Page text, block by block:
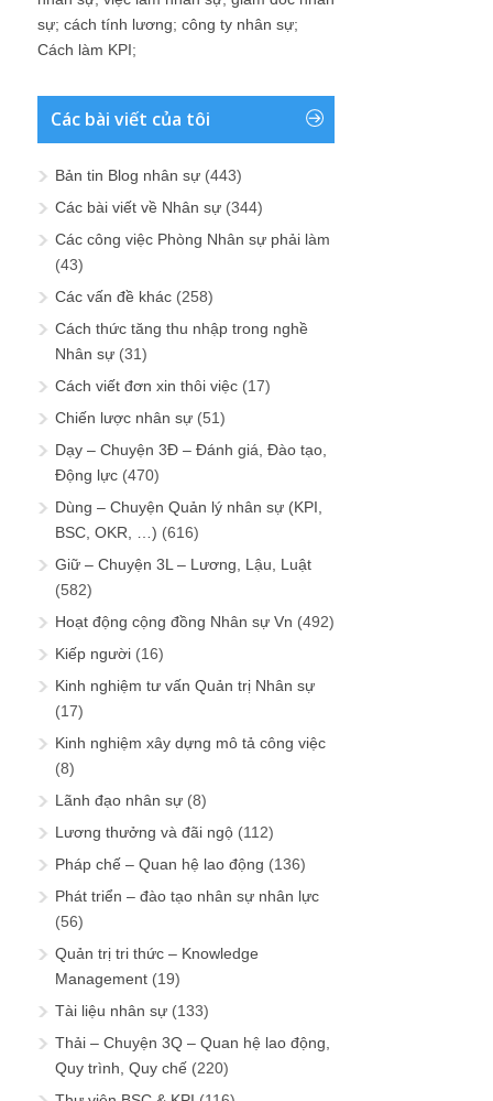
sự; cách tính lương; công ty nhân sự;
Cách làm KPI;
Các bài viết của tôi
Bản tin Blog nhân sự (443)
Các bài viết về Nhân sự (344)
Các công việc Phòng Nhân sự phải làm
(43)
Các vấn đề khác (258)
Cách thức tăng thu nhập trong nghề
Nhân sự (31)
Cách viết đơn xin thôi việc (17)
Chiến lược nhân sự (51)
Dạy – Chuyện 3Đ – Đánh giá, Đào tạo,
Động lực (470)
Dùng – Chuyện Quản lý nhân sự (KPI,
BSC, OKR, …) (616)
Giữ – Chuyện 3L – Lương, Lậu, Luật
(582)
Hoạt động cộng đồng Nhân sự Vn (492)
Kiếp người (16)
Kinh nghiệm tư vấn Quản trị Nhân sự
(17)
Kinh nghiệm xây dựng mô tả công việc
(8)
Lãnh đạo nhân sự (8)
Lương thưởng và đãi ngộ (112)
Pháp chế – Quan hệ lao động (136)
Phát triển – đào tạo nhân sự nhân lực
(56)
Quản trị tri thức – Knowledge
Management (19)
Tài liệu nhân sự (133)
Thải – Chuyện 3Q – Quan hệ lao động,
Quy trình, Quy chế (220)